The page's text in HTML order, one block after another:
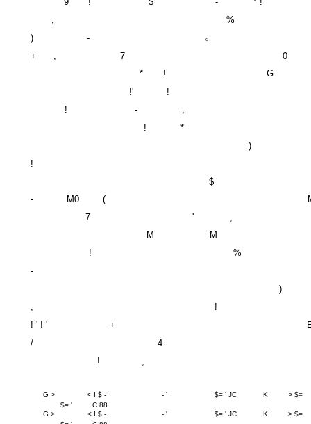
,
%
)
- C
+ , 7
0
*
!
G
!'
!
!
-
!
*
)
!
$
-
M0 (
7
'
,
M
M
!
%
-
)
!
! ' ! '
+
/
4
!
G > < I $ - - ' $= ' JC K
> $=
$= '
C 88
G >
< I $ - - ' $= ' JC K
> $=